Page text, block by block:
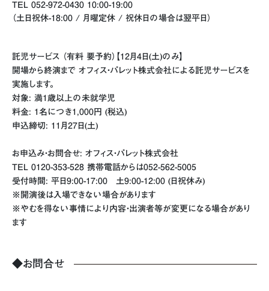
TEL 052-972-0430 10:00-19:00
（土日祝休-18:00 / 月曜定休 / 祝休日の場合は翌平日）
託児サービス （有料 要予約）【12月4日(土)のみ】
開場から終演まで オフィス・パレット株式会社による託児サービスを
実施します。
対象: 満1歳以上の未就学児
料金: 1名につき1,000円 (税込)
申込締切: 11月27日(土)
お申込み・お問合せ: オフィス・パレット株式会社
TEL 0120-353-528 携帯電話からは052-562-5005
受付時間: 平日9:00-17:00 土9:00-12:00 (日祝休み)
※開演後は入場できない場合があります
※やむを得ない事情により内容・出演者等が変更になる場合があり
ます
◆お問合せ